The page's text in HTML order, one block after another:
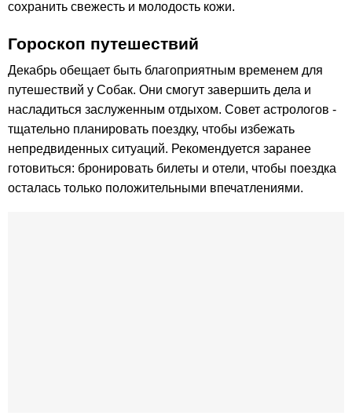
сохранить свежесть и молодость кожи.
Гороскоп путешествий
Декабрь обещает быть благоприятным временем для
путешествий у Собак. Они смогут завершить дела и
насладиться заслуженным отдыхом. Совет астрологов -
тщательно планировать поездку, чтобы избежать
непредвиденных ситуаций. Рекомендуется заранее
готовиться: бронировать билеты и отели, чтобы поездка
осталась только положительными впечатлениями.